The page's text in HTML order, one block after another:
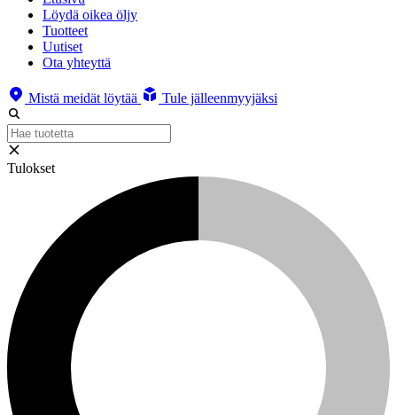
Löydä oikea öljy
Tuotteet
Uutiset
Ota yhteyttä
Mistä meidät löytää Tule jälleenmyyjäksi
Tulokset